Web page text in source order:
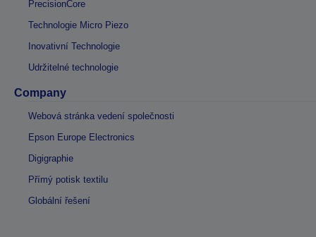
PrecisionCore
Technologie Micro Piezo
Inovativní Technologie
Udržitelné technologie
Company
Webová stránka vedení společnosti
Epson Europe Electronics
Digigraphie
Přímý potisk textilu
Globální řešení